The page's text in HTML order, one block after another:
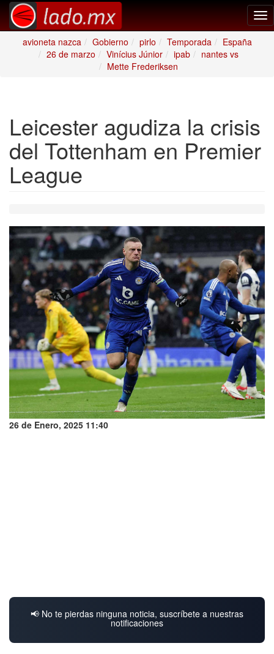
avioneta nazca
Gobierno pirlo Temporada
España
26 de marzo
Vinícius Júnior ipab
nantes vs
Mette Frederiksen
Leicester agudiza la crisis
del Tottenham en Premier
League
26 de Enero, 2025 11:40
📢 No te pierdas ninguna noticia, suscríbete a nuestras
notificaciones